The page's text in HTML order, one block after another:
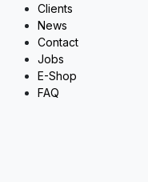
Clients
News
Contact
Jobs
E-Shop
FAQ